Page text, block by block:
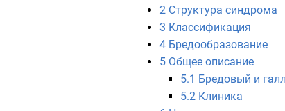
2 Структура синдрома
3 Классификация
4 Бредообразование
5 Общее описание
5.1 Бредовый и
5.2 Клиника